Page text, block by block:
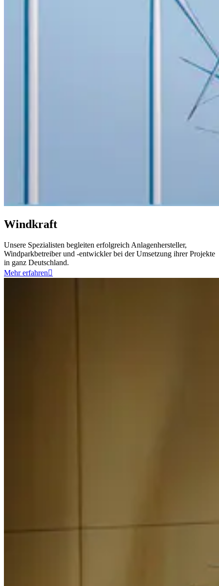
Windkraft
Unsere Spezialisten begleiten erfolgreich Anlagenhersteller,
Windparkbetreiber und -entwickler bei der Umsetzung ihrer Projekte
in ganz Deutschland.
Mehr erfahren